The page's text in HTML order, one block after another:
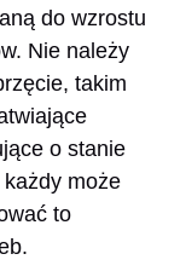
do wzrostu
Nie należy
takim
o stanie
może
to